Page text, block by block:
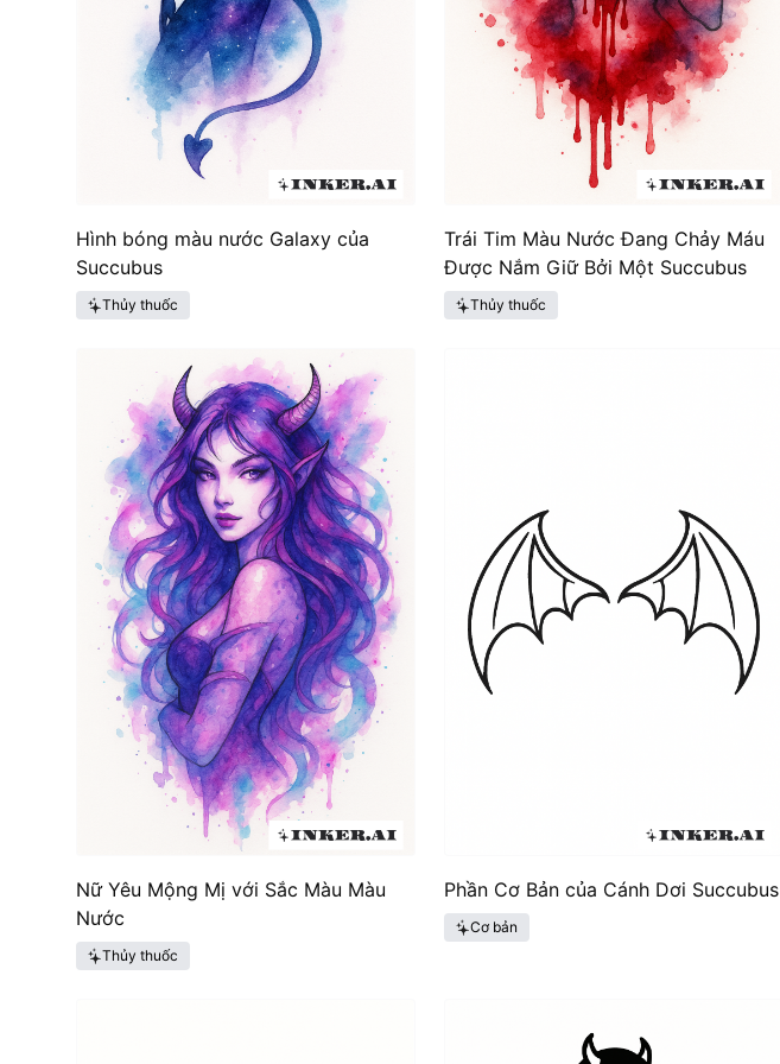
Hình bóng màu nước Galaxy của
Succubus
Thủy thuốc
Trái Tim Màu Nước Đang Chảy Máu
Được Nắm Giữ Bởi Một Succubus
Thủy thuốc
Nữ Yêu Mộng Mị với Sắc Màu Màu
Nước
Thủy thuốc
Phần Cơ Bản của Cánh Dơi Succubus
Cơ bản